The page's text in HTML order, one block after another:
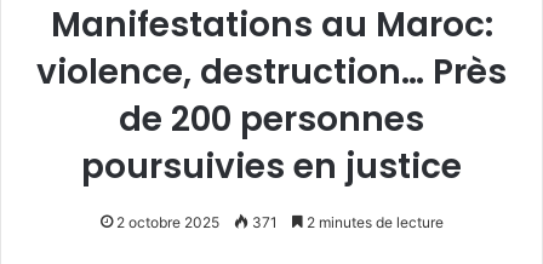
Manifestations au Maroc:
violence, destruction… Près
de 200 personnes
poursuivies en justice
2 octobre 2025 371 2 minutes de lecture